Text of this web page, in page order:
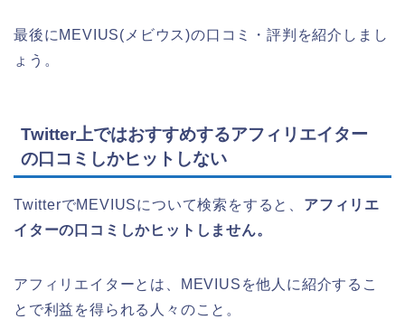
最後にMEVIUS(メビウス)の口コミ・評判を紹介しまし
ょう。
Twitter上ではおすすめするアフィリエイター
の口コミしかヒットしない
TwitterでMEVIUSについて検索をすると、 アフィリエ
イターの口コミしかヒットしません。
アフィリエイターとは、MEVIUSを他人に紹介するこ
とで利益を得られる人々のこと。